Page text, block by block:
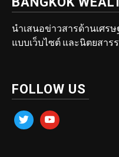
นำเสนอข่าวสารด้านเศร
แบบเว็บไซต์ และนิตยสาร
FOLLOW US
twitter youtube